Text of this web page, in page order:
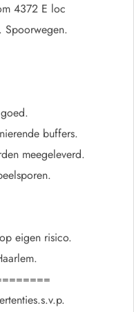
4372 E loc
Spoorwegen.
buffers.
meegeleverd.
eigen risico.